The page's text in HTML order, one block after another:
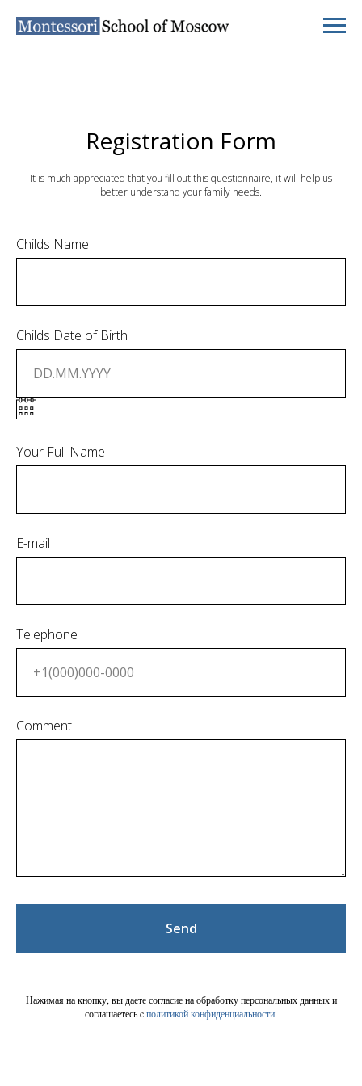
Registration Form
It is much appreciated that you fill out this questionnaire, it will help us
better understand your family needs.
Childs Name
Childs Date of Birth
Your Full Name
E-mail
Telephone
Comment
Send
Нажимая на кнопку, вы даете согласие на обработку персональных данных и
соглашаетесь cполитикой конфиденциальности.